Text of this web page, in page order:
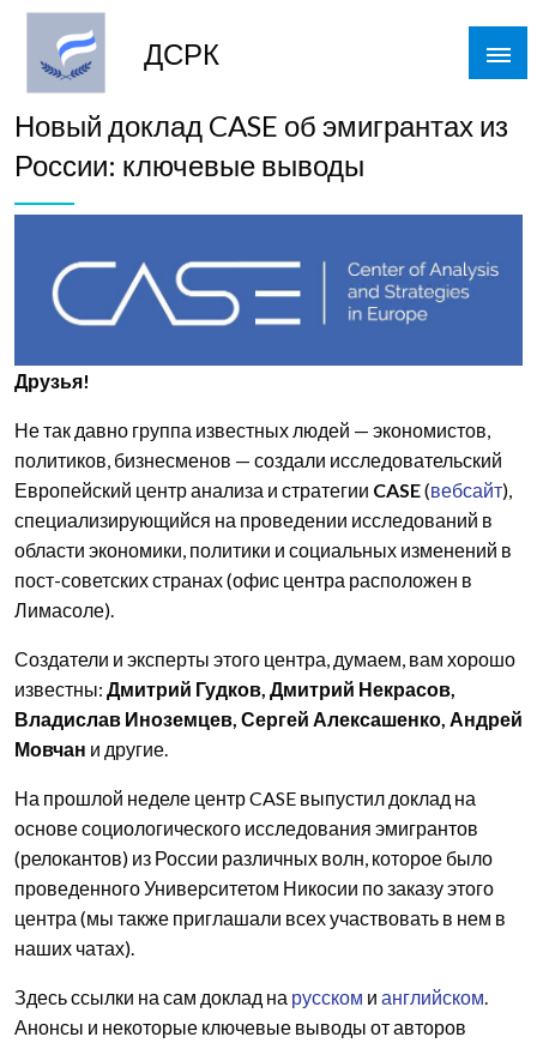
Skip
content
ДСРК
Новый доклад CASE об эмигрантах из
России: ключевые выводы
Друзья!
Не так давно группа известных людей — экономистов,
политиков, бизнесменов — создали исследовательский
Европейский центр анализа и стратегии CASE(вебсайт),
специализирующийся на проведении исследований в
области экономики, политики и социальных изменений в
пост-советских странах (офис центра расположен в
Лимасоле).
Создатели и эксперты этого центра, думаем, вам хорошо
известны: Дмитрий Гудков, Дмитрий Некрасов,
Владислав Иноземцев, Сергей Алексашенко, Андрей
Мовчан и другие.
На прошлой неделе центр CASE выпустил доклад на
основе социологического исследования эмигрантов
(релокантов) из России различных волн, которое было
проведенного Университетом Никосии по заказу этого
центра (мы также приглашали всех участвовать в нем в
наших чатах).
Здесь ссылки на сам доклад на русском и английском
Анонсы и некоторые ключевые выводы от авторов